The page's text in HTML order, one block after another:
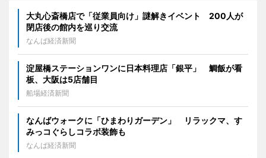
大丸心斎橋店で「従業員向け」謎解きイベント 200人が
閉店後の館内を巡り交流
なんば経済新聞
淀屋橋ステーションワンに日本料理店「銀平」 鯛飯が看
板、大阪は5店舗目
船場経済新聞
なんばウォークに「ひまわりガーデン」 リラックマ、す
みっコぐらしコラボ装飾も
なんば経済新聞